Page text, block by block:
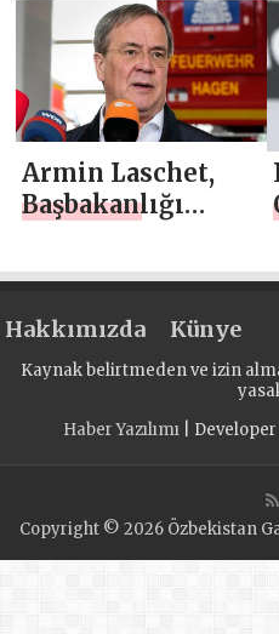
KALKINDIRDILAR”
DEDİ!
Armin Laschet,
Başbakanlığı
Angela Merkel’in
görülüyor
Hakkımızda Künye
Kaynak belirtmeden ve izin
Haber Yazılımı| Developer
Copyright © 2026 Özbekistan